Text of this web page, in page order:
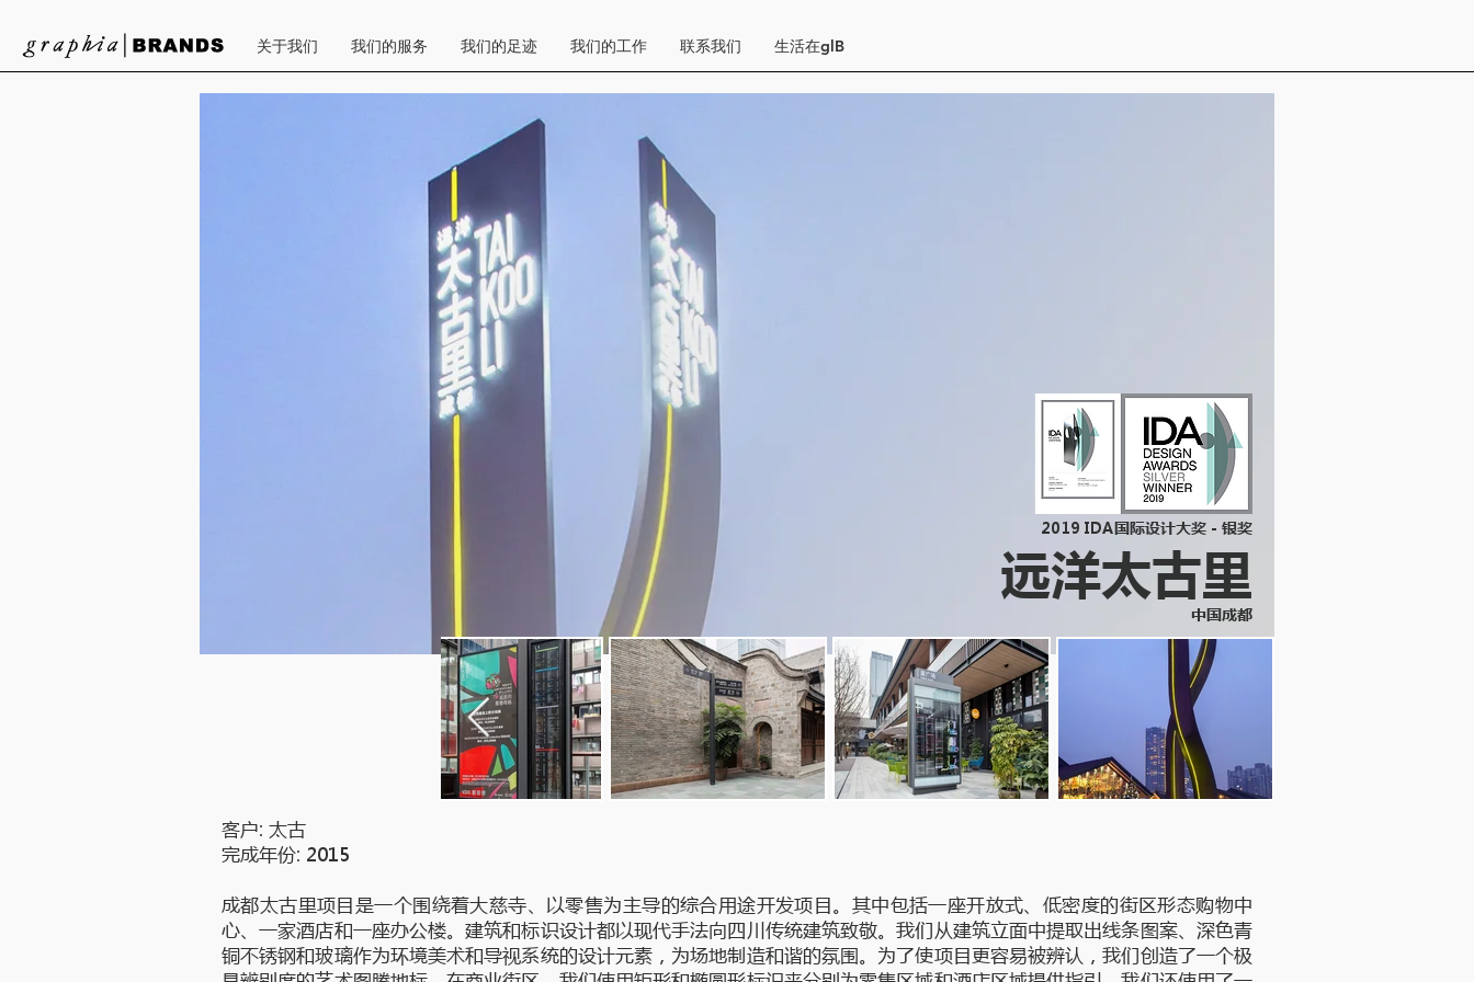
关于我们 我们的服务 我们的足迹 我们的工作 联系我们 生活在glB
2019 IDA国际设计大奖 - 银奖
远洋太古里
中国成都
客户: 太古
完成年份: 2015
成都太古里项目是一个围绕着大慈寺、以零售为主导的综合用途开发项目。其中包括一座开放式、低密度的街区形态购物中
心、一家酒店和一座办公楼。建筑和标识设计都以现代手法向四川传统建筑致敬。我们从建筑立面中提取出线条图案、深色青
铜不锈钢和玻璃作为环境美术和导视系统的设计元素，为场地制造和谐的氛围。为了使项目更容易被辨认，我们创造了一个极